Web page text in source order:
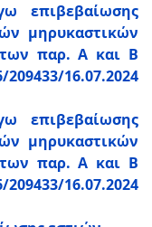
επιβεβαίωσης
μηρυκαστικών
των παρ. Α και Β
16.07.2024
επιβεβαίωσης
μηρυκαστικών
των παρ. Α και Β
16.07.2024